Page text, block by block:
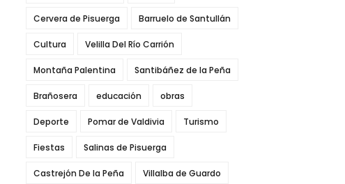
Cervera de Pisuerga Barruelo de Santullán
Cultura Velilla Del Río Carrión
Montaña Palentina Santibáñez de la Peña
Brañosera educación obras
Deporte Pomar de Valdivia Turismo
Fiestas Salinas de Pisuerga
Castrejón De la Peña Villalba de Guardo